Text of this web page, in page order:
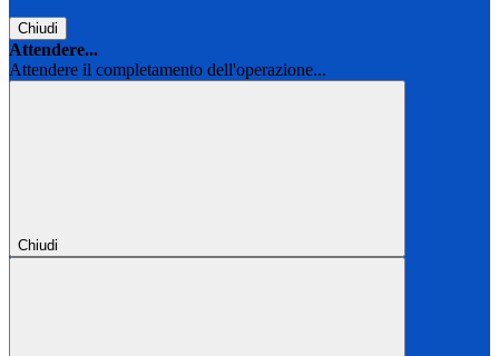
Chiudi
Attendere...
Attendere il completamento dell'operazione...
Chiudi